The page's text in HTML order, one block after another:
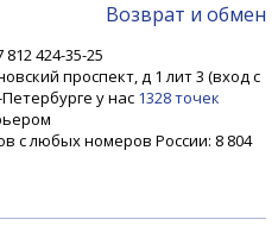
Возврат и обмен
424-35-25
проспект, д 1 лит 3 (вход с
у нас 1328 точек
с любых номеров России: 8 804